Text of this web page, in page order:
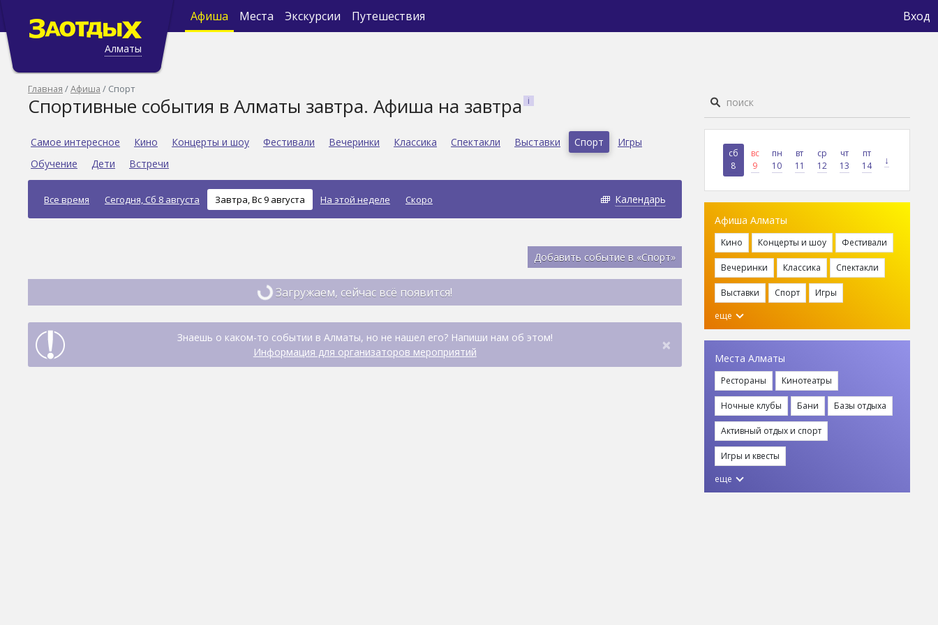
Алматы
Афиша Места Экскурсии Путешествия Вход
Главная Афиша Спорт
Спортивные события в Алматы завтра. Афиша на завтра
Самое интересное Кино Концерты и шоу Фестивали Вечеринки Классика Спектакли Выставки Спорт
Игры
Обучение
Дети Встречи
Все время Сегодня, Сб 8 августа Завтра, Вс 9 августа На этой неделе Скоро Календарь
Добавить событие в «Спорт»
Загружаем, сейчас всё появится!
Знаешь о каком-то событии в Алматы, но не нашел его? Напиши нам об этом!
Информация для организаторов мероприятий
×
сб
8
вс
9
пн
10
вт
11
ср
12
чт
13
пт
14
↓
Афиша Алматы
Кино Концерты и шоу Фестивали
Вечеринки Классика Спектакли
Выставки Спорт
Игры
еще
Места Алматы
Рестораны Кинотеатры
Ночные клубы Бани Базы отдыха
Активный отдых и спорт
Игры и квесты
еще